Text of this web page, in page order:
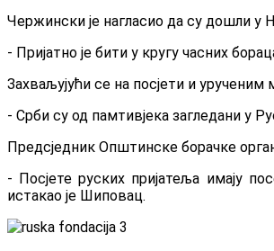
Чержински је нагласио да су дошли у
- Пријатно је бити у кругу часних
Захваљујући се на посјети и
- Срби су од памтивјека загледани у
Предсједник Општинске борачке
- Посјете руских пријатеља имају
истакао је Шиповац.